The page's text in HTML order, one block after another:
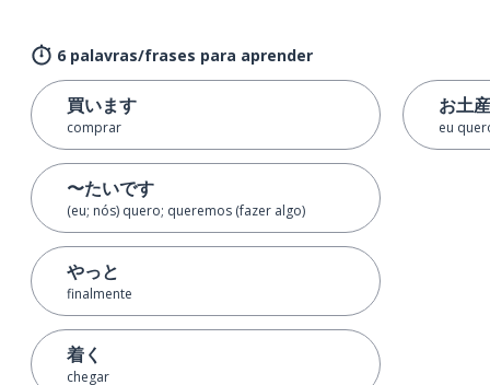
6 palavras/frases para aprender
買います
comprar
〜たいです
(eu; nós) quero; queremos (fazer algo)
やっと
finalmente
着く
chegar
お土
eu